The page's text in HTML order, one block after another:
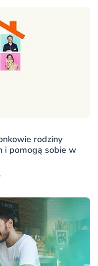
rodziny
i pomogą sobie w